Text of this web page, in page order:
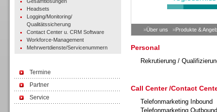
Headsets
Logging/Monitoring/
Qualitätssicherung
Contact Center u. CRM Software
Workforce-Management
Mehrwertdienste/Servicenummern
Termine
Partner
Service
»Über uns »Produkte &
Personal
Rekrutierung /
Call Center /Contact
Telefonmarketing Inbound
Telefonmarketing Outbound